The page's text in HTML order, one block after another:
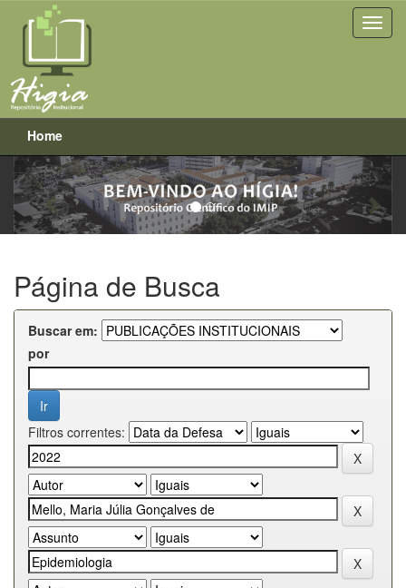
Skip
navigation
Home
Previous Next
Página de Busca
Buscar em:
por
Filtros correntes: